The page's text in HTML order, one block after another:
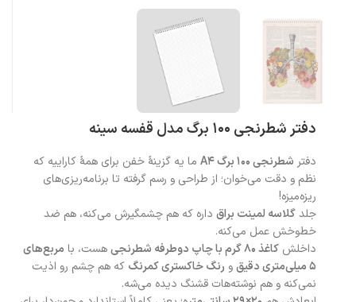
دفتر شطرنجی 100 برگ مدل قفسه سینه
دفتر شطرنجی 100 برگ A4
ما یه گزینهٔ خفن برای همهٔ کاراییه که
نظم و دقت می‌خوان؛ از طراحی و رسم گرفته تا برنامه‌ریزی‌های
ریزه‌میزه!
جلدگلاسه لمینت براق داره که هم چشمگیرش می‌کنه، هم ضد
خط‌وخش عمل می‌کنه.
داخلش کاغذ ۸۰ گرم با چاپ دوطرفه شطرنجی هست، با مربع‌های
۵ میلی‌متری دقیق
و رنگ خاکستری کمرنگ که هم چشم رو اذیت
نمی‌کنه و هم نوشته‌هات قشنگ دیده می‌شه.